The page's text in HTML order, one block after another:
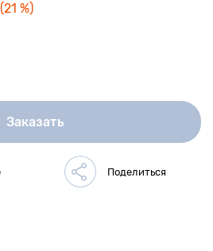
(21 %)
Заказать